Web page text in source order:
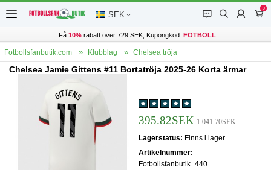
SEK 󰂱 󰂨 󰃳
0
󰃦
Få 10%rabatt över 729 SEK, Kupongkod: FOTBOLL
Fotbollsfanbutik.com Klubblag Chelsea tröja
Chelsea Jamie Gittens #11 Bortatröja 2025-26 Korta ärmar
395.82SEK 1 041.70SEK
Lagerstatus: Finns i lager
Artikelnummer:
Fotbollsfanbutik_440